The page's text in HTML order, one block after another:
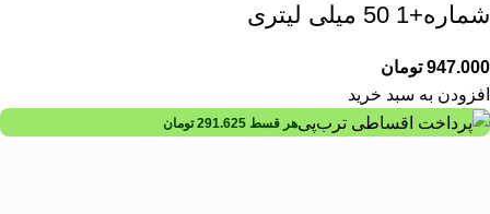
شماره+1 50 میلی لیتری
947.000 تومان
افزودن به سبد خرید
هر قسط 291.625 تومان